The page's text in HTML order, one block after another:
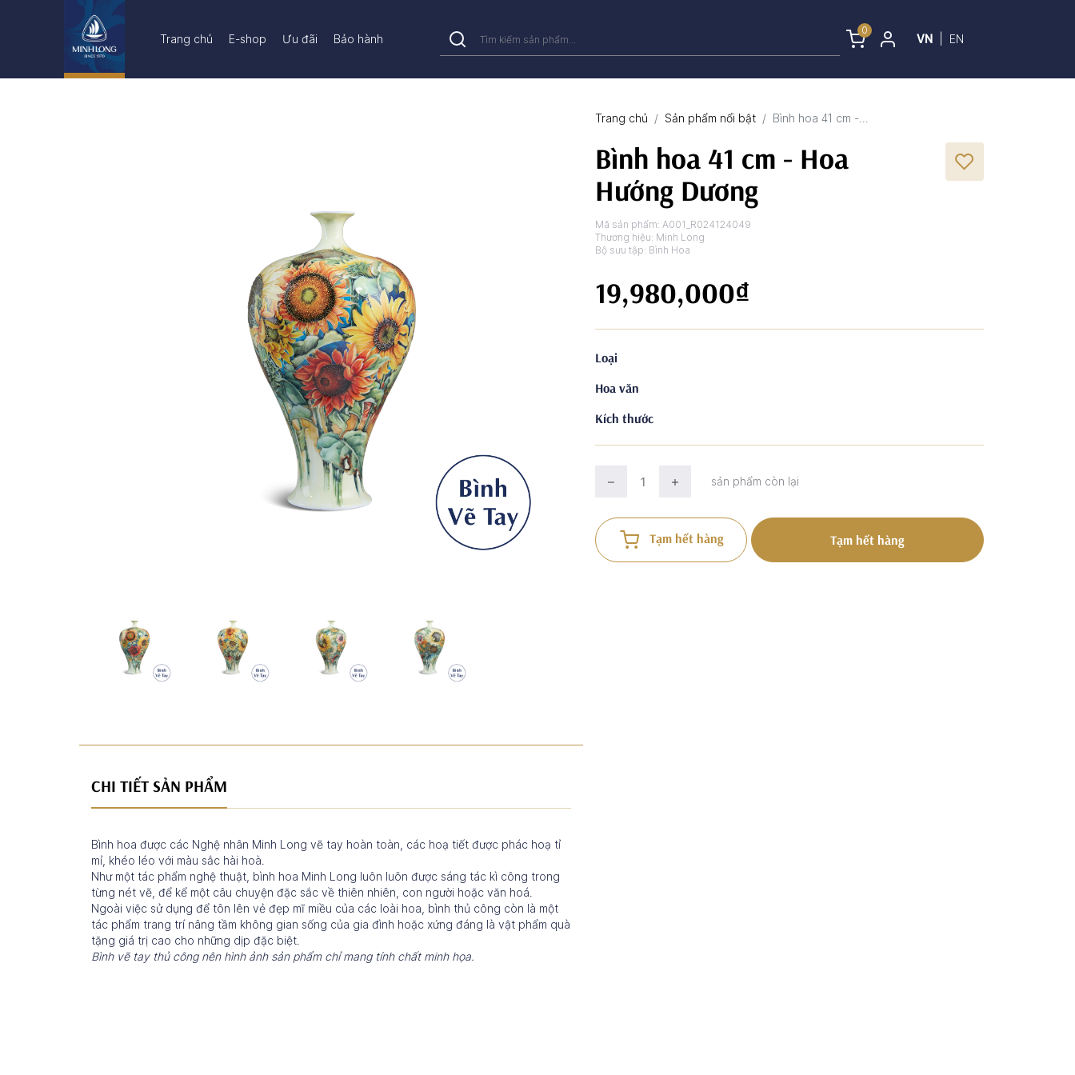
Trang chủ E-shop Ưu đãi Bảo hành
0
VN EN
Trang chủ Sản phẩm nổi bật Bình hoa 41 cm -...
Bình hoa 41 cm - Hoa
Hướng Dương
Mã sản phẩm:A001_R024124049
Thương hiệu: Minh Long
Bộ sưu tập: Bình Hoa
19,980,000₫
Loại
Hoa văn
Kích thước
sản phẩm còn lại
Tạm hết hàng Tạm hết hàng
CHI TIẾT SẢN PHẨM
Bình hoa được các Nghệ nhân Minh Long vẽ tay hoàn toàn, các hoạ tiết được phác hoạ tỉ
mỉ, khéo léo với màu sắc hài hoà.
Như một tác phẩm nghệ thuật, bình hoa Minh Long luôn luôn được sáng tác kì công trong
từng nét vẽ, để kể một câu chuyện đặc sắc về thiên nhiên, con người hoặc văn hoá.
Ngoài việc sử dụng để tôn lên vẻ đẹp mĩ miều của các loài hoa, bình thủ công còn là một
tác phẩm trang trí nâng tầm không gian sống của gia đình hoặc xứng đáng là vật phẩm quà
tặng giá trị cao cho những dịp đặc biệt.
Bình vẽ tay thủ công nên hình ảnh sản phẩm chỉ mang tính chất minh họa.